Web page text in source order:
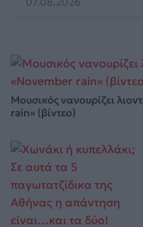
Μουσικός νανουρίζει
rain» (βίντεο)